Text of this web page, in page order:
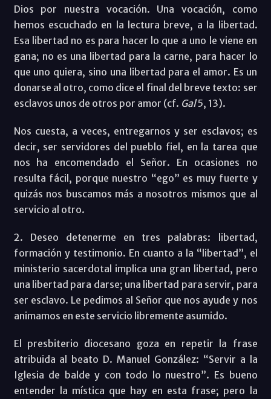
Dios por nuestra vocación. Una vocación, como
hemos escuchado en la lectura breve, a la libertad.
Esa libertad no es para hacer lo que a uno le viene en
gana; no es una libertad para la carne, para hacer lo
que uno quiera, sino una libertad para el amor. Es un
donarse al otro, como dice el final del breve texto: ser
esclavos unos de otros por amor (cf. Gal5, 13).
Nos cuesta, a veces, entregarnos y ser esclavos; es
decir, ser servidores del pueblo fiel, en la tarea que
nos ha encomendado el Señor. En ocasiones no
resulta fácil, porque nuestro “ego” es muy fuerte y
quizás nos buscamos más a nosotros mismos que al
servicio al otro.
2. Deseo detenerme en tres palabras: libertad,
formación y testimonio. En cuanto a la “libertad”, el
ministerio sacerdotal implica una gran libertad, pero
una libertad para darse; una libertad para servir, para
ser esclavo. Le pedimos al Señor que nos ayude y nos
animamos en este servicio libremente asumido.
El presbiterio diocesano goza en repetir la frase
atribuida al beato D. Manuel González: “Servir a la
Iglesia de balde y con todo lo nuestro”. Es bueno
entender la mística que hay en esta frase; pero la